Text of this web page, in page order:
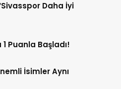
Daha İyi
Puanla Başladı!
İsimler Aynı